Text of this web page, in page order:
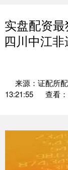
实盘配资
四川中江
来源：证配所
13:21:55
查看